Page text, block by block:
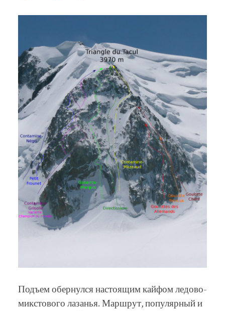
Подъем обернулся настоящим кайфом ледово-
микстового лазанья. Маршрут, популярный и